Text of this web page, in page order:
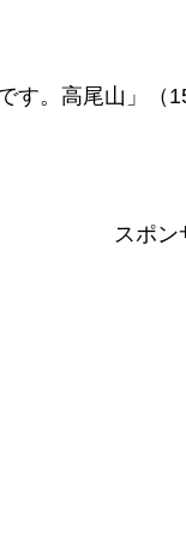
す。高尾山」（
スポン